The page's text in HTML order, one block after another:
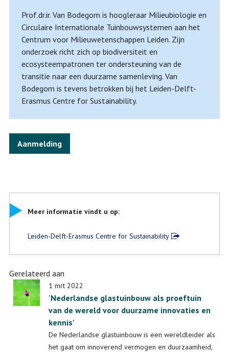
Prof.dr.ir. Van Bodegom is hoogleraar Milieubiologie en
Circulaire Internationale Tuinbouwsystemen aan het
Centrum voor Milieuwetenschappen Leiden. Zijn
onderzoek richt zich op biodiversiteit en
ecosysteempatronen ter ondersteuning van de
transitie naar een duurzame samenleving. Van
Bodegom is tevens betrokken bij het Leiden-Delft-
Erasmus Centre for Sustainability.
Aanmelding
Meer informatie vindt u op:
Leiden-Delft-Erasmus Centre for Sustainability
Gerelateerd aan
1 mrt 2022
'Nederlandse glastuinbouw als proeftuin
van de wereld voor duurzame innovaties en
kennis'
De Nederlandse glastuinbouw is een wereldleider als
het gaat om innoverend vermogen en duurzaamheid,